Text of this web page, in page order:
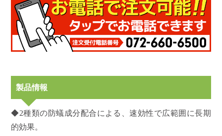
製品情報
◆2種類の防蟻成分配合による、速効性で広範囲に長期
的効果。